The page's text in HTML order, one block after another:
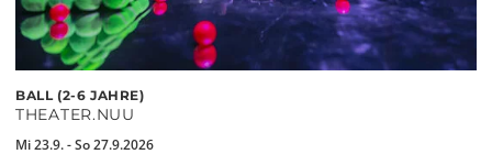
BALL (2-6 JAHRE)
THEATER.NUU
Mi 23.9. - So 27.9.2026